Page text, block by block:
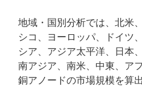
地域・国別分析では、北米
シコ、ヨーロッパ、ドイツ
シア、アジア太平洋、日本
南アジア、南米、中東、ア
銅アノードの市場規模を算